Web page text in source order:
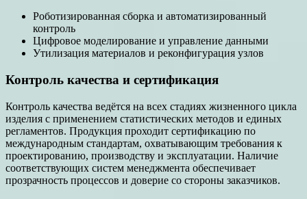
Роботизированная сборка и автоматизированный
контроль
Цифровое моделирование и управление данными
Утилизация материалов и реконфигурация узлов
Контроль качества и сертификация
Контроль качества ведётся на всех стадиях жизненного цикла
изделия с применением статистических методов и единых
регламентов. Продукция проходит сертификацию по
международным стандартам, охватывающим требования к
проектированию, производству и эксплуатации. Наличие
соответствующих систем менеджмента обеспечивает
прозрачность процессов и доверие со стороны заказчиков.